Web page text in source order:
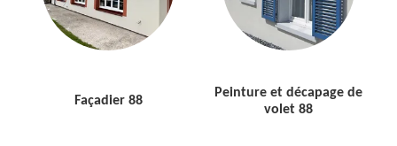
Façadier 88
Peinture et décapage de
volet 88